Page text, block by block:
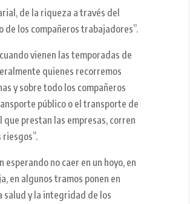
de la riqueza a través del
de los compañeros trabajadores”.
vienen las temporadas de
quienes recorremos
y sobre todo los compañeros
público o el transporte de
que prestan las empresas, corren
esperando no caer en un hoyo, en
en algunos tramos ponen en
salud y la integridad de los